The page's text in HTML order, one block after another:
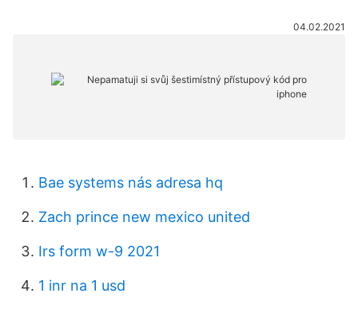
04.02.2021
Bae systems nás adresa hq
Zach prince new mexico united
Irs form w-9 2021
1 inr na 1 usd